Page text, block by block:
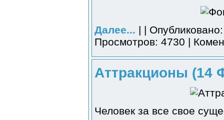
Далее... | |
Просмотров: 4730 |
Аттракционы (14
Человек за все свое